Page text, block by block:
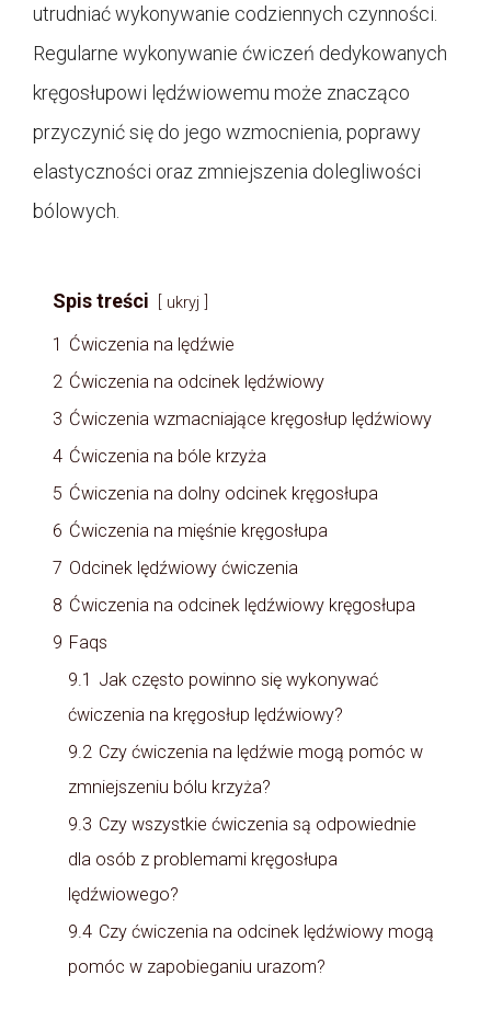
utrudniać wykonywanie codziennych czynności.
Regularne wykonywanie ćwiczeń dedykowanych
kręgosłupowi lędźwiowemu może znacząco
przyczynić się do jego wzmocnienia, poprawy
elastyczności oraz zmniejszenia dolegliwości
bólowych.
Spis treści ukryj
1 Ćwiczenia na lędźwie
2 Ćwiczenia na odcinek lędźwiowy
3 Ćwiczenia wzmacniające kręgosłup lędźwiowy
4 Ćwiczenia na bóle krzyża
5 Ćwiczenia na dolny odcinek kręgosłupa
6 Ćwiczenia na mięśnie kręgosłupa
7 Odcinek lędźwiowy ćwiczenia
8 Ćwiczenia na odcinek lędźwiowy kręgosłupa
9 Faqs
9.1 Jak często powinno się wykonywać
ćwiczenia na kręgosłup lędźwiowy?
9.2 Czy ćwiczenia na lędźwie mogą pomóc w
zmniejszeniu bólu krzyża?
9.3 Czy wszystkie ćwiczenia są odpowiednie
dla osób z problemami kręgosłupa
lędźwiowego?
9.4 Czy ćwiczenia na odcinek lędźwiowy mogą
pomóc w zapobieganiu urazom?